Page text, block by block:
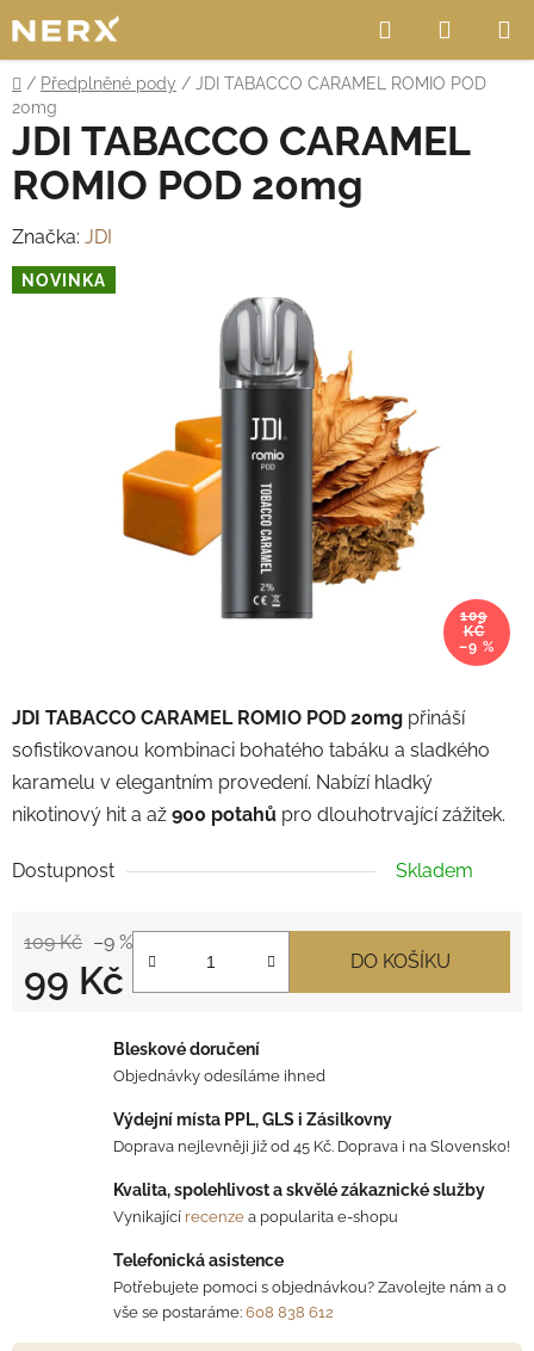
na
obsah
Hledat
KOŠÍK
Domů
/ Předplněné pody / JDI TABACCO CARAMEL ROMIO POD
20mg
JDI TABACCO CARAMEL ROMIO POD 20mg přináší
sofistikovanou kombinaci bohatého tabáku a sladkého
karamelu v elegantním provedení. Nabízí hladký
nikotinový hit a až 900 potahů pro dlouhotrvající zážitek.
Dostupnost Skladem
109 Kč –9 %
99 Kč DO KOŠÍKU
JDI TABACCO CARAMEL
ROMIO POD 20mg
Značka: JDI
NOVINKA
109
KČ
–9 %
Bleskové doručení
Objednávky odesíláme ihned
Výdejní místa PPL, GLS i Zásilkovny
Doprava nejlevněji již od 45 Kč. Doprava i na Slovensko!
Kvalita, spolehlivost a skvělé zákaznické služby
Vynikající recenze a popularita e-shopu
Telefonická asistence
Potřebujete pomoci s objednávkou? Zavolejte nám a o
vše se postaráme: 608 838 612